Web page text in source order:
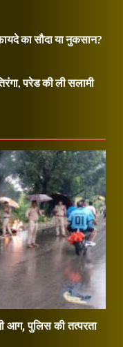
का सौदा या नुकसान?
परेड की ली सलामी
आग, पुलिस की तत्परता